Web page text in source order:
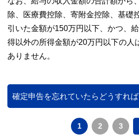
除、医療費控除、寄附金控除、基礎
引いた金額が150万円以下、かつ、
得以外の所得金額が20万円以下の人
ありません。
確定申告を忘れていたらどうすれば
1 2 3